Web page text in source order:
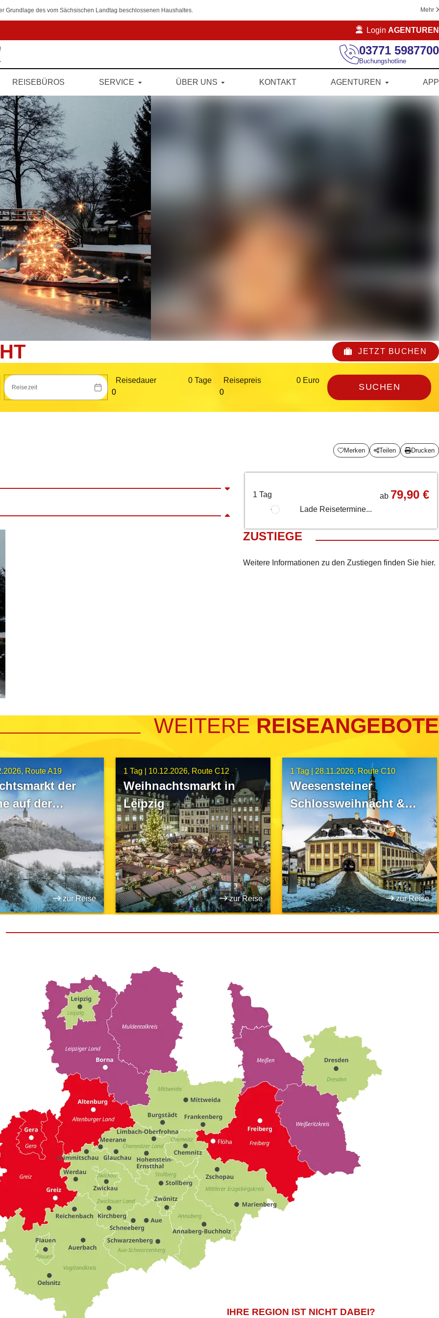
Grundlage des vom Sächsischen Landtag beschlossenen Haushaltes. Mehr
Login AGENTUREN
03771 5987700
Buchungshotline
REISEBÜROS SERVICE ÜBER UNS KONTAKT AGENTUREN APP
JETZT BUCHEN
Reisezeit
Reisedauer 0 Tage Reisepreis 0 Euro
SUCHEN
Merken Teilen Drucken
Freizeit
„Weihnachten wie`s früher war“ im Museumsdorf
1 Tag ab 79,90 €
Lade Reisetermine...
ZUSTIEGE
Weitere Informationen zu den Zustiegen finden Sie hier.
WEITERE REISEANGEBOTE
1 Tag | 28.11.2026 Route C10
Weesensteiner
Schlossweihnacht &
Canalettomarkt Pirna
zur Reise
1 Tag | 10.12.2026 Route C12
Weihnachtsmarkt in
Leipzig
zur Reise
Route A19
der
auf der
zur Reise
IHRE REGION IST NICHT DABEI?